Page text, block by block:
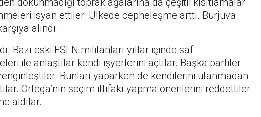
dokunmadığı toprak ağalarına da çeşitli kısıtlamalar
isyan ettiler. Ülkede cepheleşme arttı. Burjuva
alındı.
Bazı eski FSLN militanları yıllar içinde saf
ile anlaştılar kendi işyerlerini açtılar. Başka partiler
Bunları yaparken de kendilerini utanmadan
Ortega’nın seçim ittifakı yapma önerilerini reddettiler.
aldılar.